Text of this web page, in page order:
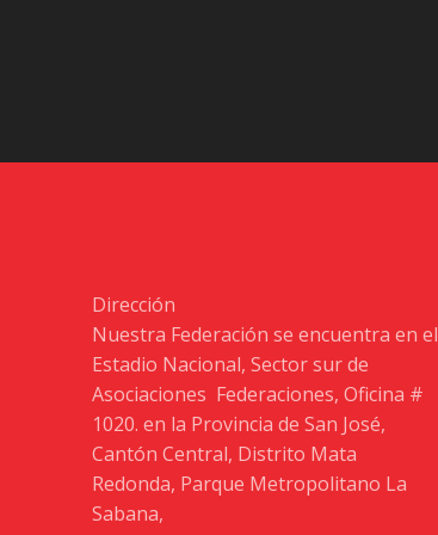
Dirección
Nuestra Federación se encuentra en el
Estadio Nacional, Sector sur de
Asociaciones Federaciones, Oficina #
1020. en la Provincia de San José,
Cantón Central, Distrito Mata
Redonda, Parque Metropolitano La
Sabana,